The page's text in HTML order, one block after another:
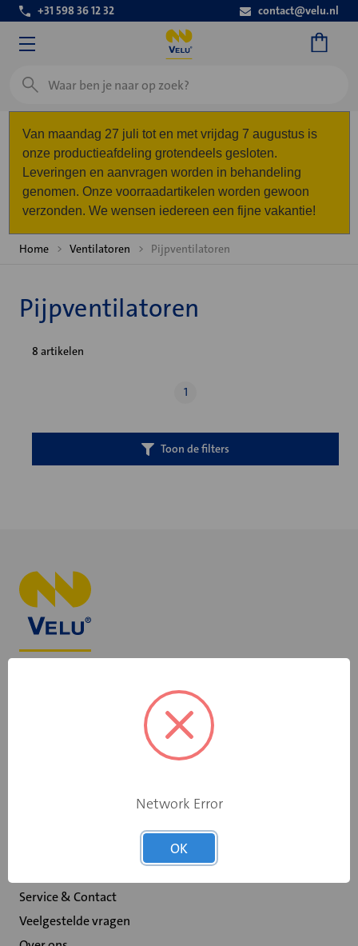
+31 598 36 12 32 contact@velu.nl
Zoeken
Van maandag 27 juli tot en met vrijdag 7 augustus is
onze productieafdeling grotendeels gesloten.
Leveringen en aanvragen worden in behandeling
genomen. Onze voorraadartikelen worden gewoon
verzonden. We wensen iedereen een fijne vakantie!
Home Ventilatoren Pijpventilatoren
Pijpventilatoren
8 artikelen
1
Toon de filters
Service & Contact
Veelgestelde vragen
Network Error
OK